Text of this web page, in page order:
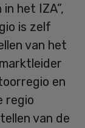
het IZA”,
is zelf
van het
en
regio
van de